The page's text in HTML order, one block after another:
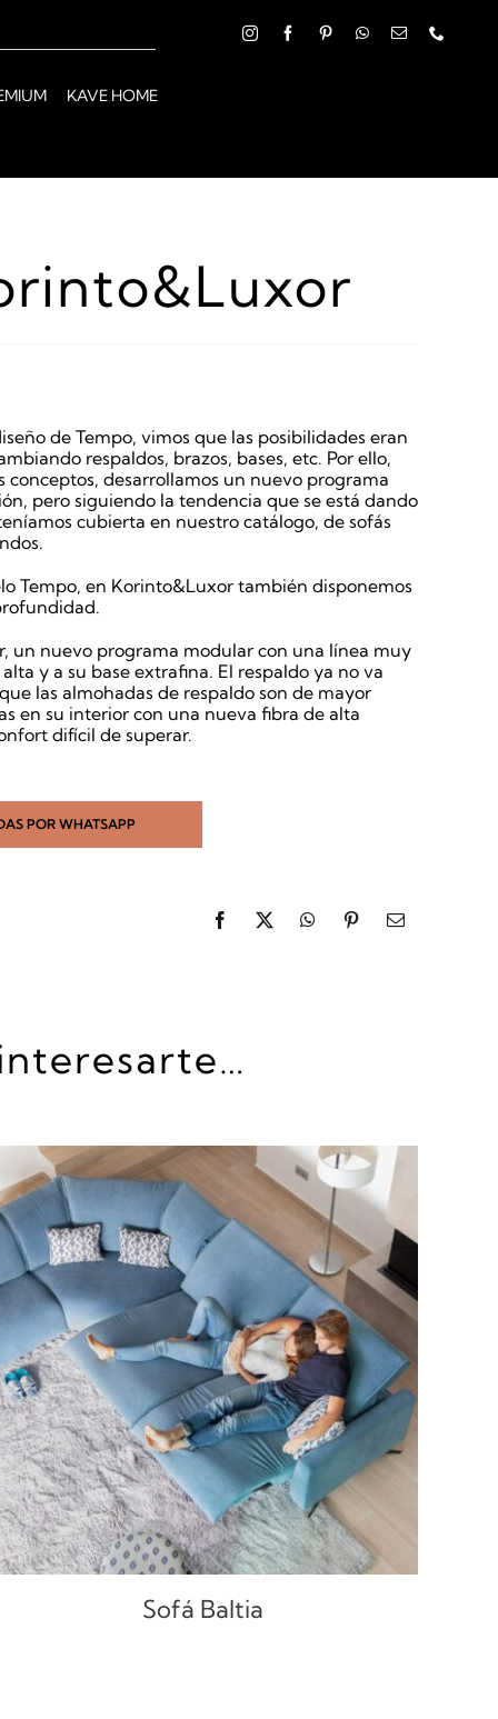
KAVE HOME
de Tempo, vimos que las posibilidades eran
respaldos, brazos, bases, etc. Por ello,
conceptos, desarrollamos un nuevo programa
pero siguiendo la tendencia que se está dando
cubierta en nuestro catálogo, de sofás
Tempo, en Korinto&Luxor también disponemos
un nuevo programa modular con una línea muy
y a su base extrafina. El respaldo ya no va
las almohadas de respaldo son de mayor
en su interior con una nueva fibra de alta
difícil de superar.
POR WHATSAPP
DETALLES
Sofá Baltia